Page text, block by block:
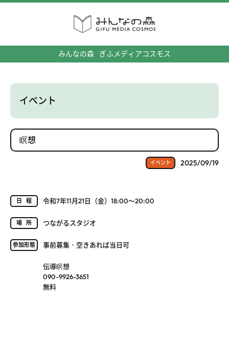
みんなの森 ぎふメディアコスモス
イベント
瞑想
イベント 2025/09/19
日程 令和7年11月21日（金）18:00～20:00
場所 つながるスタジオ
参加形態 事前募集・空きあれば当日可
伝導瞑想
090-9926-3651
無料